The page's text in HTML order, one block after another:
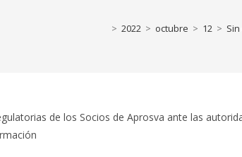
> 2022 > octubre > 12 >